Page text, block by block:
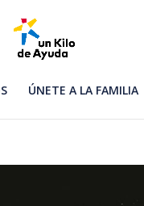
ÚNETE A LA FAMILIA